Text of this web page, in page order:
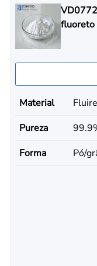
fluoreto
Material
Pureza
Forma
Pó/